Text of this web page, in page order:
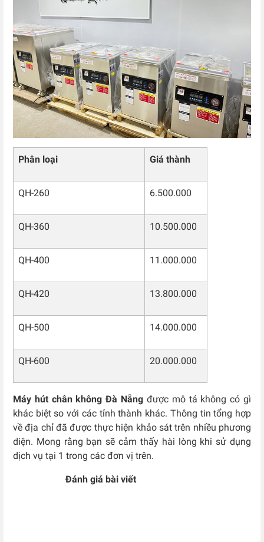
Phân loại Giá thành
QH-260 6.500.000
QH-360 10.500.000
QH-400 11.000.000
QH-420 13.800.000
QH-500 14.000.000
QH-600 20.000.000
Máy hút chân không Đà Nẵng được mô tả không có gì
khác biệt so với các tỉnh thành khác. Thông tin tổng hợp
về địa chỉ đã được thực hiện khảo sát trên nhiều phương
diện. Mong rằng bạn sẽ cảm thấy hài lòng khi sử dụng
dịch vụ tại 1 trong các đơn vị trên.
Đánh giá bài viết